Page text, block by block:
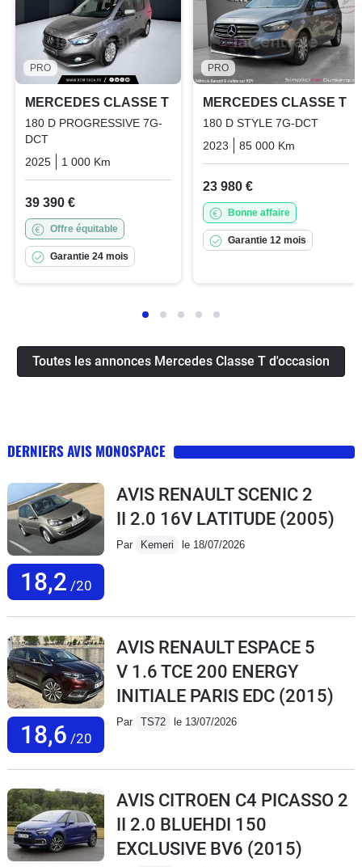
PRO
MERCEDES CLASSE T
180 D PROGRESSIVE 7G-
DCT
2025
1 000 Km Diesel
39 390 €
Offre équitable
Garantie 24 mois
PRO
MERCEDES CLASSE T
180 D STYLE 7G-DCT
2023
85 000 Km
23 980 €
Bonne affaire
Garantie 12 mois
Toutes les annonces Mercedes Classe T d'occasion
DERNIERS AVIS MONOSPACE
18,2 /20
AVIS RENAULT SCENIC 2
II 2.0 16V LATITUDE (2005)
Par Kemeri le 18/07/2026
18,6 /20
AVIS RENAULT ESPACE 5
V 1.6 TCE 200 ENERGY
INITIALE PARIS EDC (2015)
Par TS72 le 13/07/2026
AVIS CITROEN C4 PICASSO 2
II 2.0 BLUEHDI 150
EXCLUSIVE BV6 (2015)